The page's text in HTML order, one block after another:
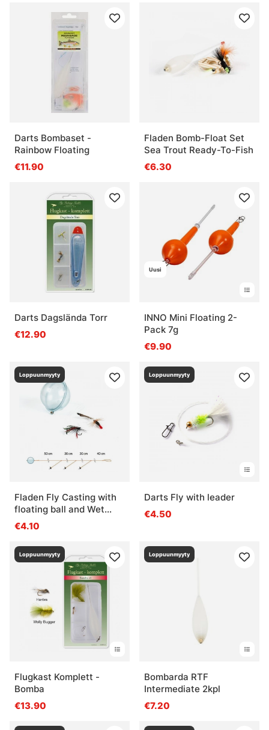
Darts Bombaset -
Rainbow Floating
€11.90
Fladen Bomb-Float Set
Sea Trout Ready-To-Fish
€6.30
Darts Dagslända Torr
€12.90
Uusi
INNO Mini Floating 2-
Pack 7g
€9.90
Loppuunmyyty
Fladen Fly Casting with
floating ball and Wet
Flies
€4.10
Loppuunmyyty
Darts Fly with leader
€4.50
Loppuunmyyty
Flugkast Komplett -
Bomba
€13.90
Loppuunmyyty
Bombarda RTF
Intermediate 2kpl
€7.20